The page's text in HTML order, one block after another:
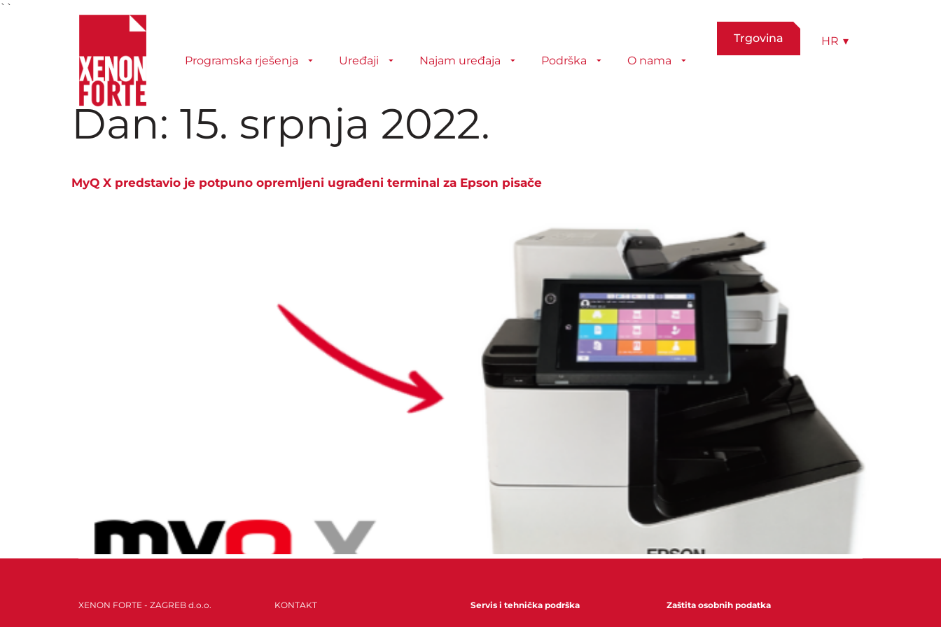
``
Programska rješenja Uređaji Najam uređaja Podrška O nama
Trgovina HR ▾
Dan: 15. srpnja 2022.
MyQ X predstavio je potpuno opremljeni ugrađeni terminal za Epson pisače
XENON FORTE - ZAGREB d.o.o. KONTAKT Servis i tehnička podrška Zaštita osobnih podatka